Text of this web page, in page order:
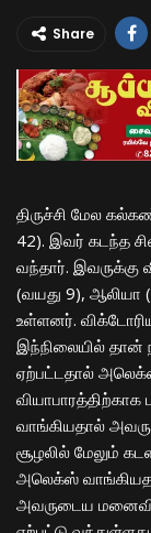
Share
திருச்சி மேல
42). இவர் கடந்த
வந்தார். இவருக்கு
(வயது 9), ஆலியா
உள்ளனர்.
இந்நிலையில் தான்
ஏற்பட்டதால்
வாங்கியதால்
சூழலில் மேலும்
அலெக்ஸ்
அவருடைய மனைவி